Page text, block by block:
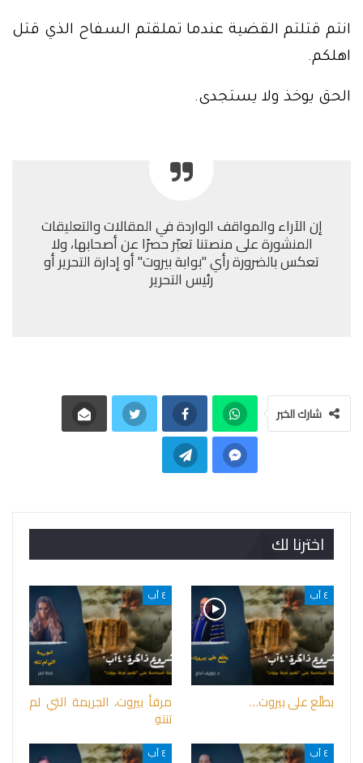
انتم قتلتم القضية عندما تملقتم السفاح الذي قتل
اهلكم.
الحق يوخذ ولا يستجدى.
إن الآراء والمواقف الواردة في المقالات والتعليقات
المنشورة على منصتنا تعبّر حصرًا عن أصحابها، ولا
تعكس بالضرورة رأي "بوابة بيروت" أو إدارة التحرير أو
رئيس التحرير
شارك الخبر
اخترنا لك
٤ آب
بطلّع على بيروت…
٤ آب
مرفأ بيروت، الجريمة التي لم
تنتهِ
٤ آب ٤ آب